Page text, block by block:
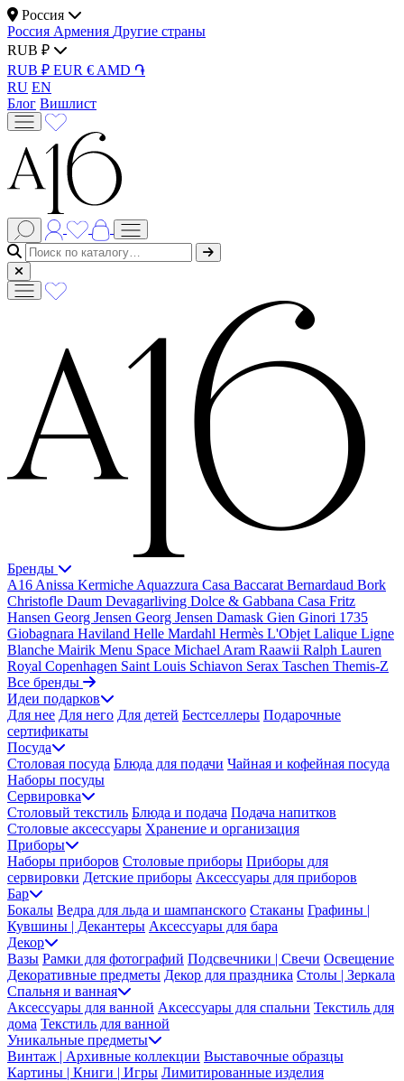
Россия
Россия Армения Другие страны
RUB ₽
RUB ₽ EUR € AMD ֏
RU EN
Блог Вишлист
Бренды
A16 Anissa Kermiche Aquazzura Casa Baccarat Bernardaud Bork
Christofle Daum Devagarliving Dolce & Gabbana Casa Fritz
Hansen Georg Jensen Georg Jensen Damask Gien Ginori 1735
Giobagnara Haviland Helle Mardahl Hermès L'Objet Lalique Ligne
Blanche Mairik Menu Space Michael Aram Raawii Ralph Lauren
Royal Copenhagen Saint Louis Schiavon Serax Taschen Themis-Z
Все бренды
Идеи подарков
Для нее Для него Для детей Бестселлеры Подарочные
сертификаты
Посуда
Столовая посуда Блюда для подачи Чайная и кофейная посуда
Наборы посуды
Сервировка
Столовый текстиль Блюда и подача Подача напитков
Столовые аксессуары Хранение и организация
Приборы
Наборы приборов Столовые приборы Приборы для
сервировки Детские приборы Аксессуары для приборов
Бар
Бокалы Ведра для льда и шампанского Стаканы Графины |
Кувшины | Декантеры Аксессуары для бара
Декор
Вазы Рамки для фотографий Подсвечники | Свечи Освещение
Декоративные предметы Декор для праздника Столы | Зеркала
Спальня и ванная
Аксессуары для ванной Аксессуары для спальни Текстиль для
дома Текстиль для ванной
Уникальные предметы
Винтаж | Архивные коллекции Выставочные образцы
Картины | Книги | Игры Лимитированные изделия